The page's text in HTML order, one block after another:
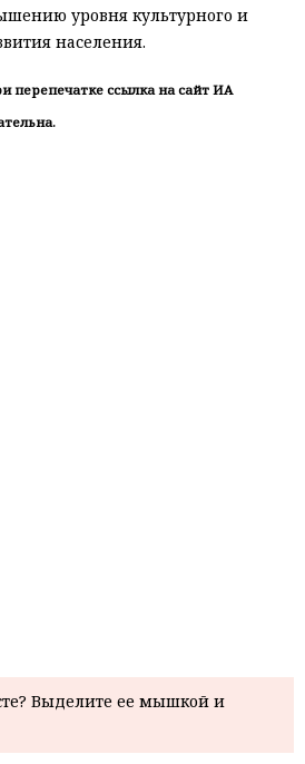
уровня культурного и
населения.
перепечатке ссылка на сайт ИА
Выделите ее мышкой и